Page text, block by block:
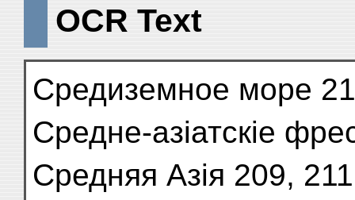
OCR Text
Средиземное море
Средне-азіатскіе
Средняя Азія 209,